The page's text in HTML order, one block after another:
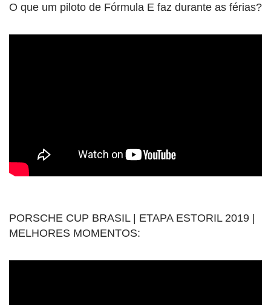
O que um piloto de Fórmula E faz durante as férias?
PORSCHE CUP BRASIL | ETAPA ESTORIL 2019 |
MELHORES MOMENTOS: